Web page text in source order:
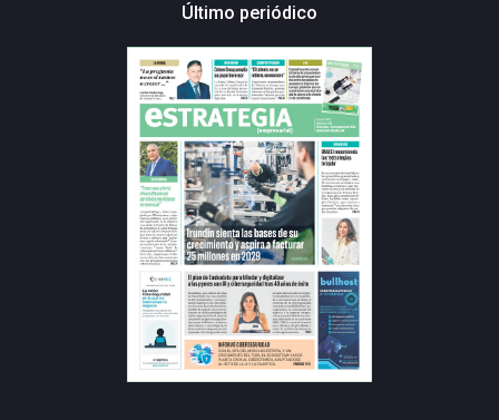
Último periódico